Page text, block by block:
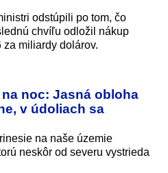
odstúpili po tom, čo
chvíľu odložil nákup
miliardy dolárov.
noc: Jasná obloha
v údoliach sa
na naše územie
neskôr od severu vystrieda